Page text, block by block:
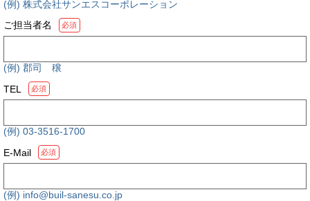
(例) 株式会社サンエスコーポレーション
ご担当者名
必須
(例) 郡司 穣
TEL
必須
(例) 03-3516-1700
E-Mail
必須
(例) info@buil-sanesu.co.jp